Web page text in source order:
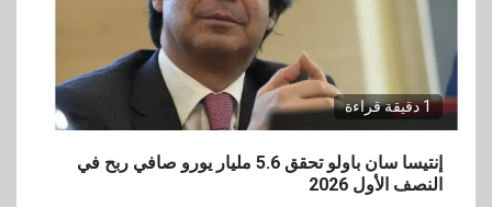
1 دقيقة قراءة
إنتيسا سان باولو تحقق 5.6 مليار يورو صافي ربح في
النصف الأول 2026